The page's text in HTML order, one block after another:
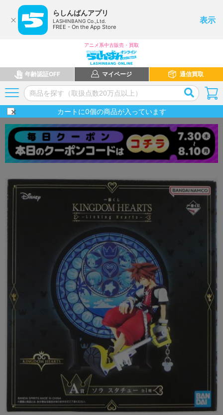
らしんばんアプリ
LASHINBANG Co.,Ltd.
FREE - On the App Store
表示
アニメ系中古販売・買取
年齢認証OFF マイページ 通信買取
カートに0個の商品が入っています